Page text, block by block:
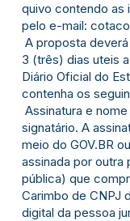
quivo contendo as
pelo e-mail:
A proposta
3 (três) dias uteis
Diário Oficial do
contenha os
Assinatura e
signatário. A
meio do GOV.BR
assinada por outra
pública) que
Carimbo de CNPJ
digital da pessoa